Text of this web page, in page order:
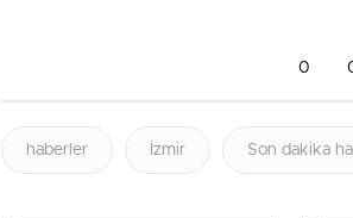
0
haberler İzmir Son dakika